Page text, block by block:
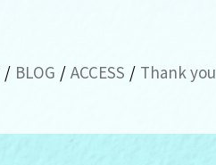
BLOG ACCESS Thank you